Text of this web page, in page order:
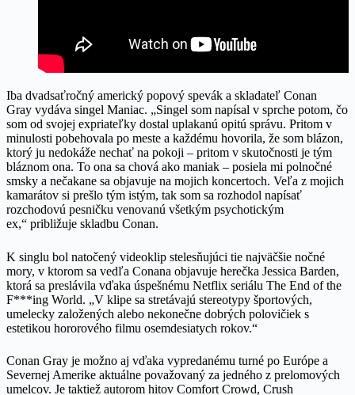
Iba dvadsaťročný americký popový spevák a skladateľ Conan
Gray vydáva singel Maniac. „Singel som napísal v sprche potom, čo
som od svojej expriateľky dostal uplakanú opitú správu. Pritom v
minulosti pobehovala po meste a každému hovorila, že som blázon,
ktorý ju nedokáže nechať na pokoji – pritom v skutočnosti je tým
bláznom ona. To ona sa chová ako maniak – posiela mi polnočné
smsky a nečakane sa objavuje na mojich koncertoch. Veľa z mojich
kamarátov si prešlo tým istým, tak som sa rozhodol napísať
rozchodovú pesničku venovanú všetkým psychotickým
ex,“ približuje skladbu Conan.
K singlu bol natočený videoklip stelesňujúci tie najväčšie nočné
mory, v ktorom sa vedľa Conana objavuje herečka Jessica Barden,
ktorá sa preslávila vďaka úspešnému Netflix seriálu The End of the
F***ing World. „V klipe sa stretávajú stereotypy športových,
umelecky založených alebo nekonečne dobrých polovičiek s
estetikou hororového filmu osemdesiatych rokov.“
Conan Gray je možno aj vďaka vypredanému turné po Európe a
Severnej Amerike aktuálne považovaný za jedného z prelomových
umelcov. Je taktiež autorom hitov Comfort Crowd, Crush